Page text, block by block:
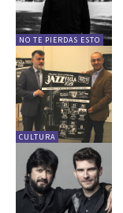
NO TE PIERDAS ESTO
CULTURA